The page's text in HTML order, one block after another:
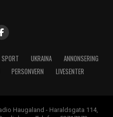
SPORT UKRAINA
ANNONSERING
PERSONVERN LIVESENTER
Haugaland - Haraldsgata 114,